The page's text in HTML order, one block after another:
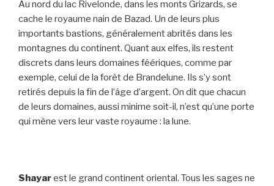
Au nord du lac Rivelonde, dans les monts Grizards, se
cache le royaume nain de Bazad. Un de leurs plus
importants bastions, généralement abrités dans les
montagnes du continent. Quant aux elfes, ils restent
discrets dans leurs domaines féériques, comme par
exemple, celui de la forêt de Brandelune. Ils s’y sont
retirés depuis la fin de l’âge d’argent. On dit que chacun
de leurs domaines, aussi minime soit-il, n’est qu’une porte
qui mène vers leur vaste royaume : la lune.
Shayarest le grand continent oriental. Tous les sages ne